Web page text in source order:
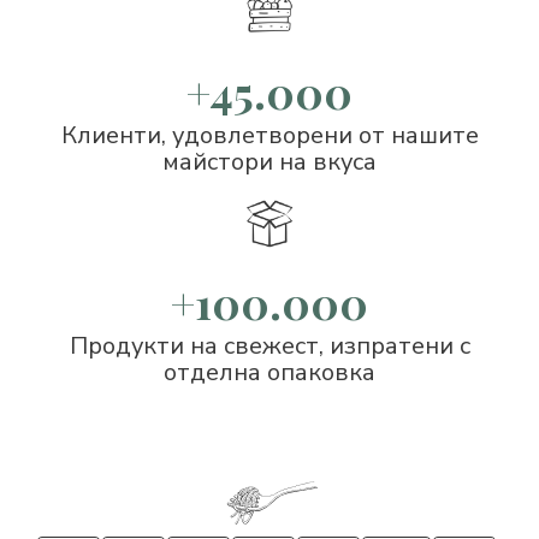
+45.000
Клиенти, удовлетворени от нашите
майстори на вкуса
+100.000
Продукти на свежест, изпратени с
отделна опаковка